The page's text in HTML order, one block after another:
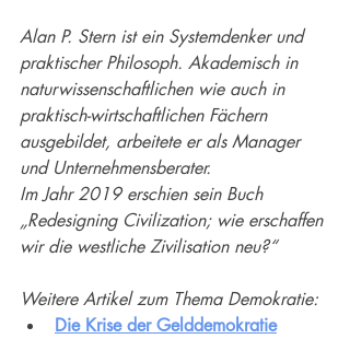
Alan P. Stern ist ein Systemdenker und
praktischer Philosoph. Akademisch in
naturwissenschaftlichen wie auch in
praktisch-wirtschaftlichen Fächern
ausgebildet, arbeitete er als Manager
und Unternehmensberater.
Im Jahr 2019 erschien sein Buch
„Redesigning Civilization; wie erschaffen
wir die westliche Zivilisation neu?“
Weitere Artikel zum Thema Demokratie:
Die Krise der Gelddemokratie